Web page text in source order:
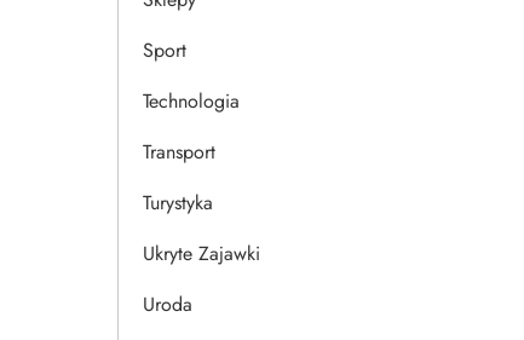
Sport
Technologia
Transport
Turystyka
Ukryte Zajawki
Uroda